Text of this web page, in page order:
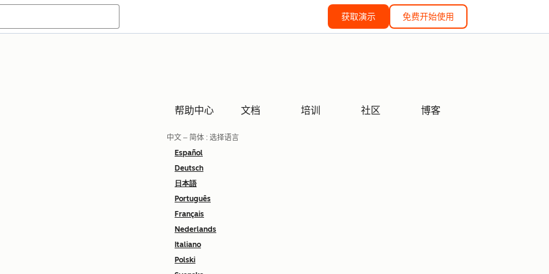
获取演示 免费开始使用
帮助中心 文档 培训 社区 博客
中文 – 简体 : 选择语言
Español
Deutsch
日本語
Português
Français
Nederlands
Italiano
Polski